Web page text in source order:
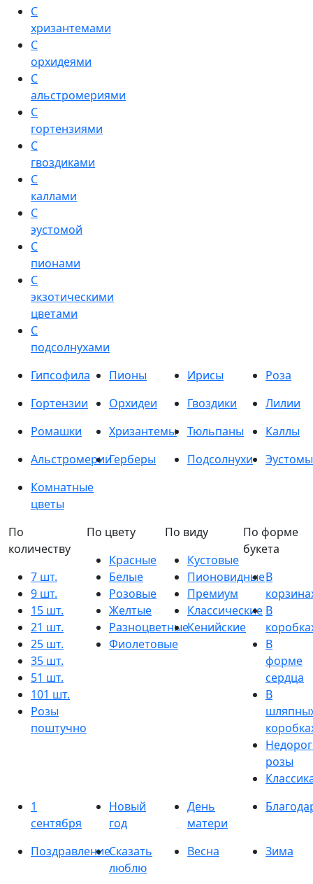
С
хризантемами
С
орхидеями
С
альстромериями
С
гортензиями
С
гвоздиками
С
каллами
С
эустомой
С
пионами
С
экзотическими
цветами
С
подсолнухами
Гипсофила
Пионы Ирисы
Роза
Гортензии
Орхидеи Гвоздики
Лилии
Ромашки
Хризантемы Тюльпаны
Каллы
АльстромерииГерберы Подсолнухи
Эустомы
Комнатные
цветы
По
количеству
7 шт.
9 шт.
15 шт.
21 шт.
25 шт.
35 шт.
51 шт.
101 шт.
Розы
поштучно
По цвету
Красные
Белые
Розовые
Желтые
Разноцветные
Фиолетовые
По виду
Кустовые
Пионовидные
Премиум
Классические
Кенийские
По форме
букета
В
В
В
форме
сердца
В
розы
1
сентября
Новый
год
День
матери
ПоздравлениеСказать
люблю
Весна Зима